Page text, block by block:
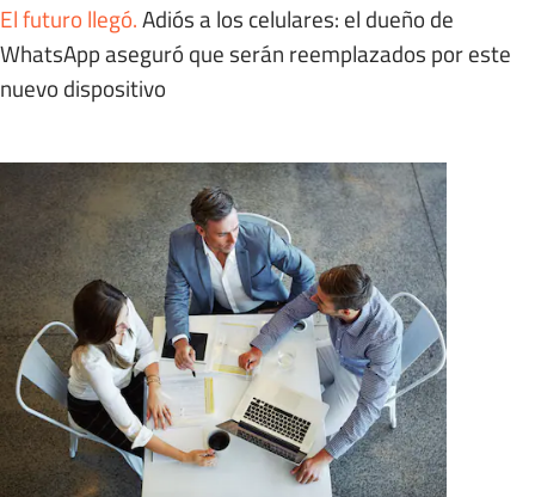
El futuro llegó.Adiós a los celulares: el dueño de
WhatsApp aseguró que serán reemplazados por este
nuevo dispositivo